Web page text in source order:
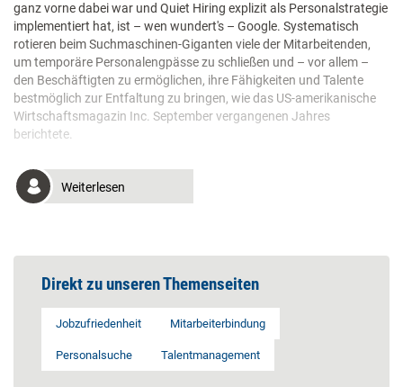
ganz vorne dabei war und Quiet Hiring explizit als Personalstrategie
implementiert hat, ist – wen wundert's – Google. Systematisch
rotieren beim Suchmaschinen-Giganten viele der Mitarbeitenden,
um temporäre Personalengpässe zu schließen und – vor allem –
den Beschäftigten zu ermöglichen, ihre Fähigkeiten und Talente
bestmöglich zur Entfaltung zu bringen, wie das US-amerikanische
Wirtschaftsmagazin Inc. September vergangenen Jahres
berichtete.
Weiterlesen
Direkt zu unseren Themenseiten
Jobzufriedenheit Mitarbeiterbindung
Personalsuche Talentmanagement